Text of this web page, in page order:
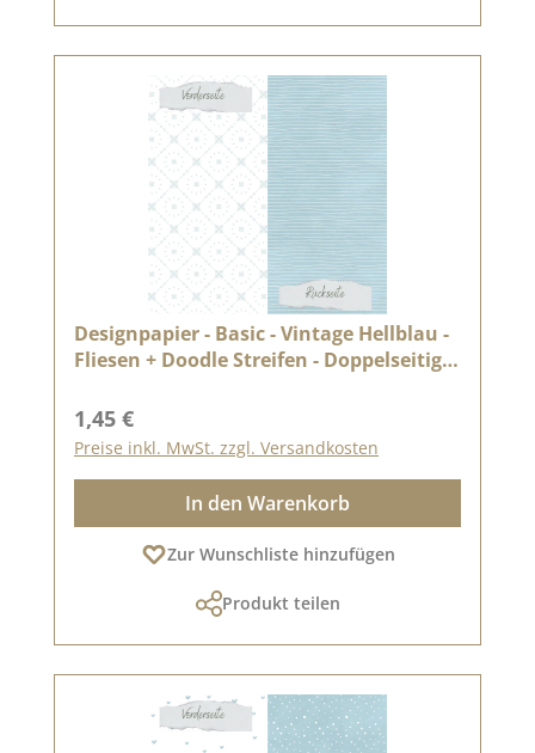
Designpapier - Basic - Vintage Hellblau -
Fliesen + Doodle Streifen - Doppelseitig
Regulärer Preis:
1,45 €
Preise inkl. MwSt. zzgl. Versandkosten
In den Warenkorb
Zur Wunschliste hinzufügen
Produkt teilen